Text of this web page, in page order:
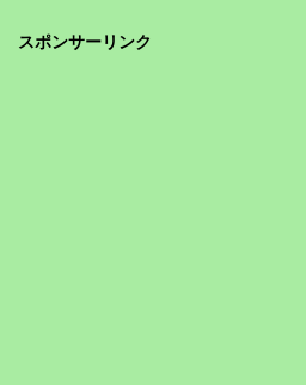
スポンサーリンク